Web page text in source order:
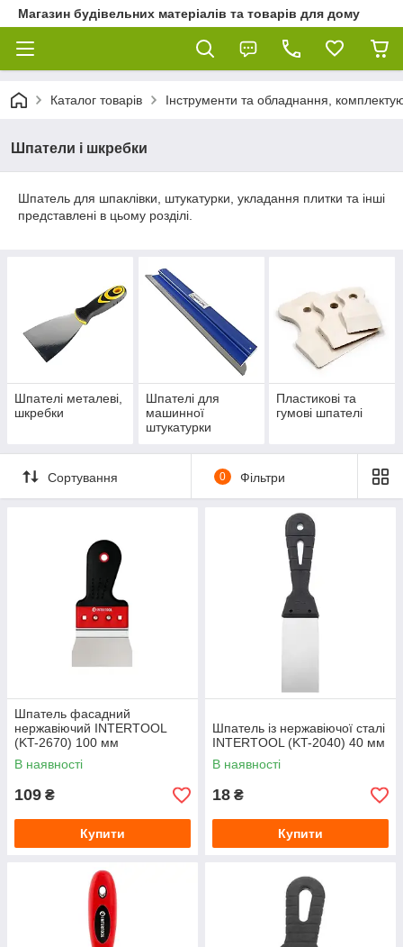
Магазин будівельних матеріалів та товарів для дому
Каталог товарів Інструменти та обладнання,
Шпатели і шкребки
Шпатель для шпаклівки, штукатурки, укладання плитки та інші
представлені в цьому розділі.
Шпателі металеві,
шкребки
Шпателі для
машинної
штукатурки
Пластикові та
гумові шпателі
Сортування 0 Фільтри
Шпатель фасадний
нержавіючий INTERTOOL
(KT-2670) 100 мм
В наявності
109 ₴
Купити
Шпатель із нержавіючої сталі
INTERTOOL (KT-2040) 40 мм
В наявності
18 ₴
Купити